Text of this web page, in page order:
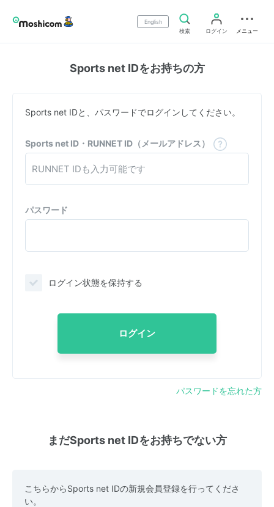
English
検索
ログイン メニュー
Sports net IDをお持ちの方
Sports net IDと、パスワードでログインしてください。
Sports net ID・RUNNET ID（メールアドレス）
パスワード
ログイン状態を保持する
ログイン
パスワードを忘れた方
まだSports net IDをお持ちでない方
こちらからSports net IDの新規会員登録を行ってくださ
い。